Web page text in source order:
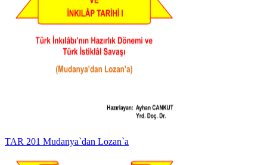
TAR 201 Mudanya`dan Lozan`a